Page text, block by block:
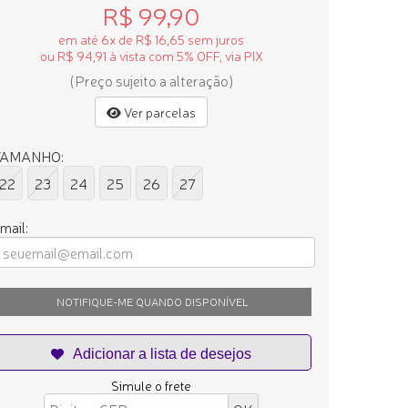
R$ 99,90
em até 6x de R$ 16,65 sem juros
ou R$ 94,91 à vista com 5% OFF, via PIX
(Preço sujeito a alteração)
Ver parcelas
22
23 24 25 26 27
NOTIFIQUE-ME QUANDO DISPONÍVEL
Simule o frete